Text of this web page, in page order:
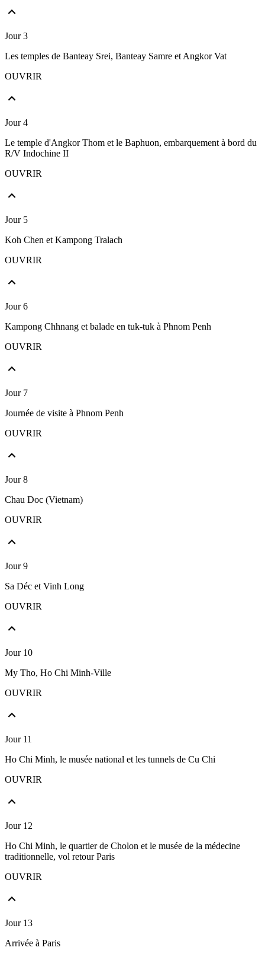
Jour 3
Les temples de Banteay Srei, Banteay Samre et Angkor Vat
OUVRIR
Jour 4
Le temple d'Angkor Thom et le Baphuon, embarquement à bord du
R/V Indochine II
OUVRIR
Jour 5
Koh Chen et Kampong Tralach
OUVRIR
Jour 6
Kampong Chhnang et balade en tuk-tuk à Phnom Penh
OUVRIR
Jour 7
Journée de visite à Phnom Penh
OUVRIR
Jour 8
Chau Doc (Vietnam)
OUVRIR
Jour 9
Sa Déc et Vinh Long
OUVRIR
Jour 10
My Tho, Ho Chi Minh-Ville
OUVRIR
Jour 11
Ho Chi Minh, le musée national et les tunnels de Cu Chi
OUVRIR
Jour 12
Ho Chi Minh, le quartier de Cholon et le musée de la médecine
traditionnelle, vol retour Paris
OUVRIR
Jour 13
Arrivée à Paris